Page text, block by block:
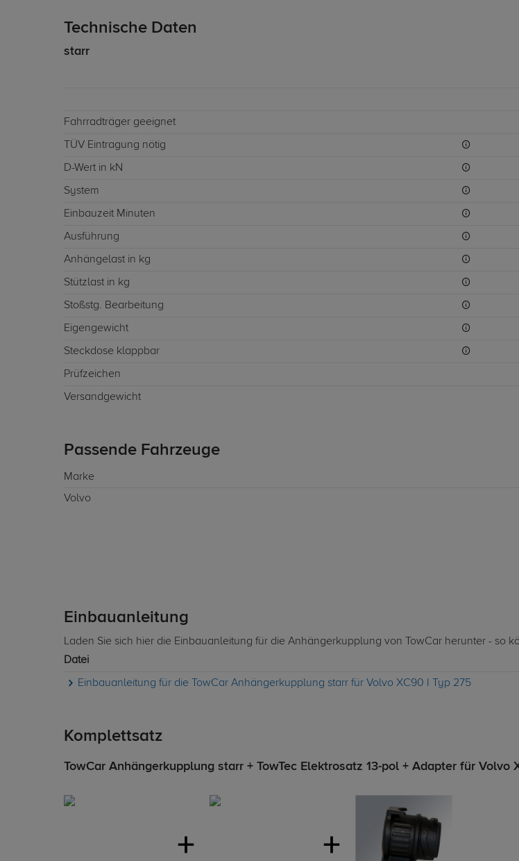
Technische Daten
starr
Fahrradträger geeignet
TÜV Eintragung nötig
D-Wert in kN
System
Einbauzeit Minuten
Ausführung
Anhängelast in kg
Stützlast in kg
Stoßstg. Bearbeitung
Eigengewicht
Steckdose klappbar
Prüfzeichen
Versandgewicht
Passende Fahrzeuge
Marke
Volvo
Einbauanleitung
Laden Sie sich hier die Einbauanleitung für die Anhängerkupplung von TowCar herunter - so
Datei
Einbauanleitung für die TowCar Anhängerkupplung starr für Volvo XC90 I Typ 275
Komplettsatz
TowCar Anhängerkupplung starr + TowTec Elektrosatz 13-pol + Adapter für Volvo